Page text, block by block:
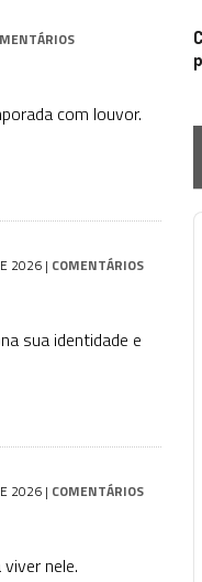
com louvor.
2026 | COMENTÁRIOS
sua identidade e
2026 | COMENTÁRIOS
nele.